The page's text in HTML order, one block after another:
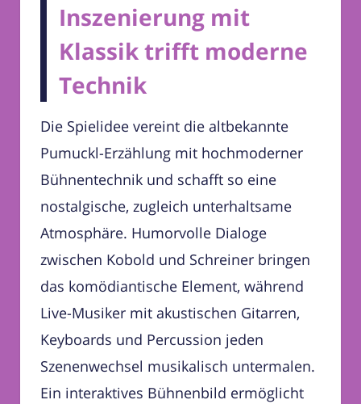
Inszenierung mit
Klassik trifft moderne
Technik
Die Spielidee vereint die altbekannte
Pumuckl-Erzählung mit hochmoderner
Bühnentechnik und schafft so eine
nostalgische, zugleich unterhaltsame
Atmosphäre. Humorvolle Dialoge
zwischen Kobold und Schreiner bringen
das komödiantische Element, während
Live-Musiker mit akustischen Gitarren,
Keyboards und Percussion jeden
Szenenwechsel musikalisch untermalen.
Ein interaktives Bühnenbild ermöglicht